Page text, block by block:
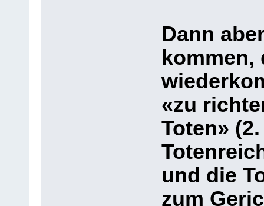
Dann
kommen,
«zu
Toten»
und die
zum